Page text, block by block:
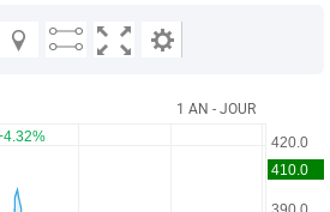
1 AN - JOUR